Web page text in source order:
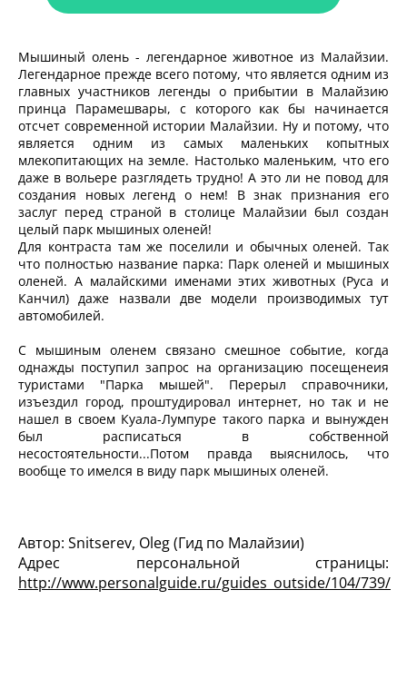
Мышиный олень - легендарное животное из Малайзии.
Легендарное прежде всего потому, что является одним из
главных участников легенды о прибытии в Малайзию
принца Парамешвары, с которого как бы начинается
отсчет современной истории Малайзии. Ну и потому, что
является одним из самых маленьких копытных
млекопитающих на земле. Настолько маленьким, что его
даже в вольере разглядеть трудно! А это ли не повод для
создания новых легенд о нем! В знак признания его
заслуг перед страной в столице Малайзии был создан
целый парк мышиных оленей!
Для контраста там же поселили и обычных оленей. Так
что полностью название парка: Парк оленей и мышиных
оленей. А малайскими именами этих животных (Руса и
Канчил) даже назвали две модели производимых тут
автомобилей.
С мышиным оленем связано смешное событие, когда
однажды поступил запрос на организацию посещенеия
туристами "Парка мышей". Перерыл справочники,
изъездил город, проштудировал интернет, но так и не
нашел в своем Куала-Лумпуре такого парка и вынужден
был расписаться в собственной
несостоятельности...Потом правда выяснилось, что
вообще то имелся в виду парк мышиных оленей.
Автор: Snitserev, Oleg(Гид по Малайзии)
Адрес персональной страницы:
http://www.personalguide.ru/guides_outside/104/739/